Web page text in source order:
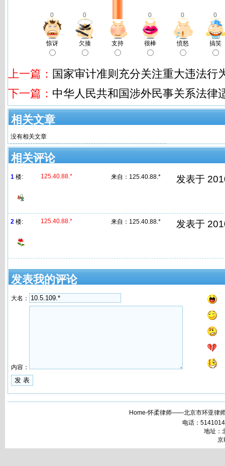
0 0 0 0 0
惊讶 欠揍 支持 很棒 愤怒 搞笑
上一篇： 国家审计准则充分关注重大违法行
下一篇： 中华人民共和国涉外民事关系法律
相关文章
没有相关文章
相关评论
1 楼: 125.40.88.* 来自： 125.40.88.* 发表于
2 楼: 125.40.88.* 来自： 125.40.88.* 发表于
发表我的评论
大名：
内容：
Home-怀柔律师——北京市环亚律
电话：
地址：
京